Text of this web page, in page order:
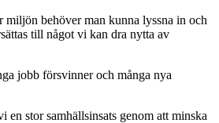
behöver man kunna lyssna in och
till något vi kan dra nytta av
jobb försvinner och många nya
stor samhällsinsats genom att minska